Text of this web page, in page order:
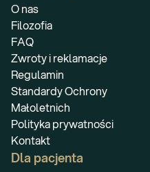
O nas
Filozofia
FAQ
Zwroty i reklamacje
Regulamin
Standardy Ochrony
Małoletnich
Polityka prywatności
Kontakt
Dla pacjenta